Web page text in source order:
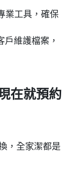
業工具，確保
戶維護檔案，
在就預約
，全家潔都是